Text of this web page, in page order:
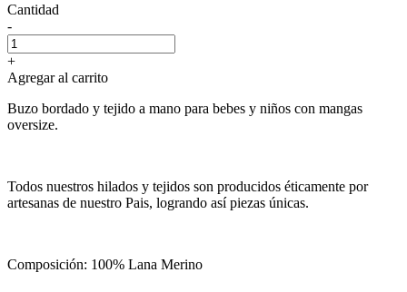
Cantidad
-
+
Agregar al carrito
Buzo bordado y tejido a mano para bebes y niños con mangas
oversize.
Todos nuestros hilados y tejidos son producidos éticamente por
artesanas de nuestro Pais, logrando así piezas únicas.
Composición: 100% Lana Merino